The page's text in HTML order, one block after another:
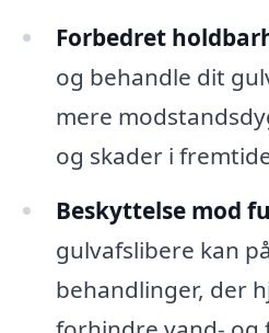
Forbedret
og behandle dit
mere
og skader i
Beskyttelse mod
gulvafslibere kan
behandlinger, der